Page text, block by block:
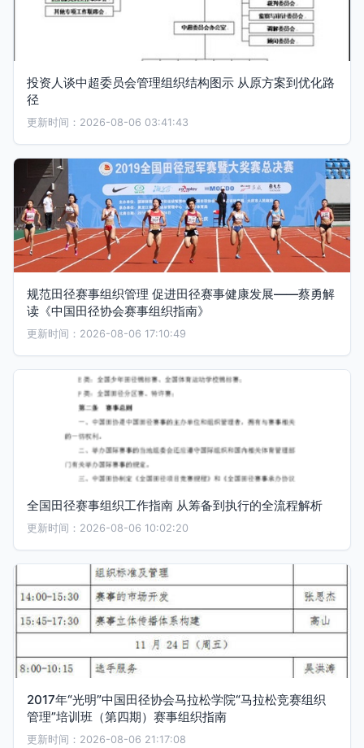
投资人谈中超委员会管理组织结构图示 从原方案到优化路
径
更新时间：2026-08-06 03:41:43
规范田径赛事组织管理 促进田径赛事健康发展——蔡勇解
读《中国田径协会赛事组织指南》
更新时间：2026-08-06 17:10:49
全国田径赛事组织工作指南 从筹备到执行的全流程解析
更新时间：2026-08-06 10:02:20
2017年“光明”中国田径协会马拉松学院“马拉松竞赛组织
管理”培训班（第四期）赛事组织指南
更新时间：2026-08-06 21:17:08